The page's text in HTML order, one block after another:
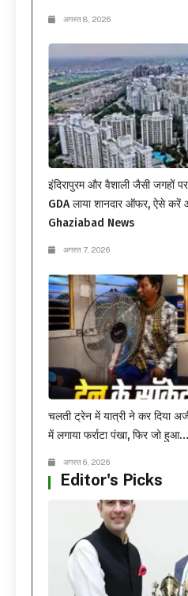
अगस्त 8, 2026
इंदिरापुरम और वैशाली जैसी जगहों
GDA लाया शानदार ऑफर, ऐसे
Ghaziabad News
अगस्त 7, 2026
चलती ट्रेन में यात्री ने कर दिया
में लगाया फर्राटा पंखा, फिर जो
अगस्त 6, 2026
Editor's Picks